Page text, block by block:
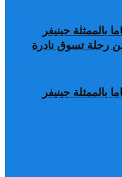
بالممثلة جينيفر
رحلة تسوق نادرة
بالممثلة جينيفر